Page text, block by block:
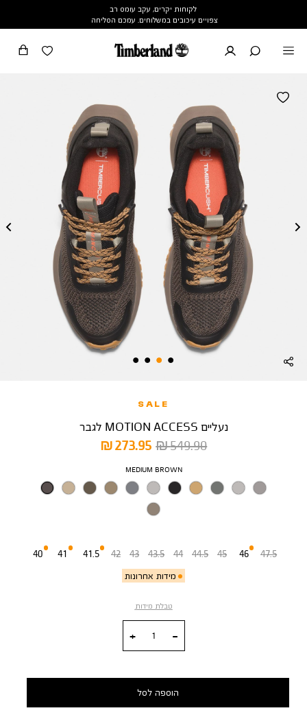
לקוחות יקרים, עקב עומס רב
צפויים עיכובים במשלוחים. עמכם הסליחה
SALE
נעליים MOTION ACCESS לגבר
מחיר
מוצר
273.95 ₪
מחיר
549.90 ₪
צבע
MEDIUM BROWN
40
מידות אחרונות
41 41.5 42 43 43.5 44 44.5 45 46 47.5
טבלת מידות
הוספה לסל